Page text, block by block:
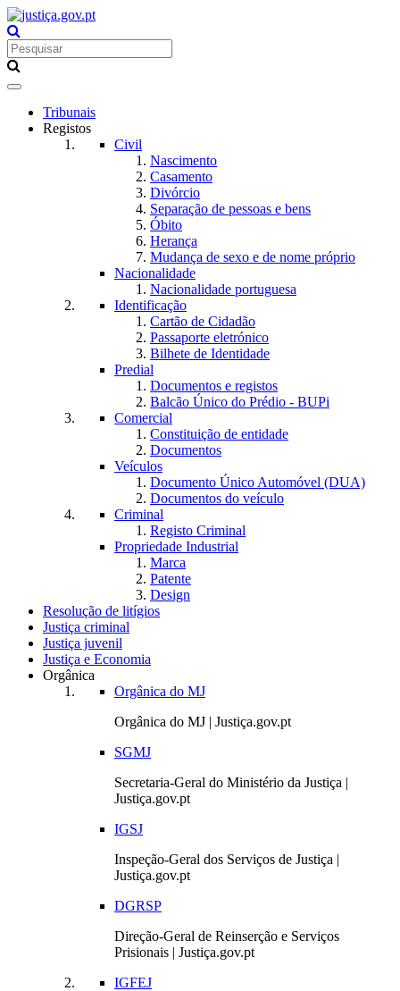
Toggle
navigationTribunais
Registos
Civil
Nascimento
Casamento
Divórcio
Separação de pessoas e bens
Óbito
Herança
Mudança de sexo e de nome próprio
Nacionalidade
Nacionalidade portuguesa
Identificação
Cartão de Cidadão
Passaporte eletrónico
Bilhete de Identidade
Predial
Documentos e registos
Balcão Único do Prédio - BUPi
Comercial
Constituição de entidade
Documentos
Veículos
Documento Único Automóvel (DUA)
Documentos do veículo
Criminal
Registo Criminal
Propriedade Industrial
Marca
Patente
Design
Resolução de litígios
Justiça criminal
Justiça juvenil
Justiça e Economia
Orgânica
Orgânica do MJ
Orgânica do MJ | Justiça.gov.pt
SGMJ
Secretaria-Geral do Ministério da Justiça |
Justiça.gov.pt
IGSJ
Inspeção-Geral dos Serviços de Justiça |
Justiça.gov.pt
DGRSP
Direção-Geral de Reinserção e Serviços
Prisionais | Justiça.gov.pt
IGFEJ